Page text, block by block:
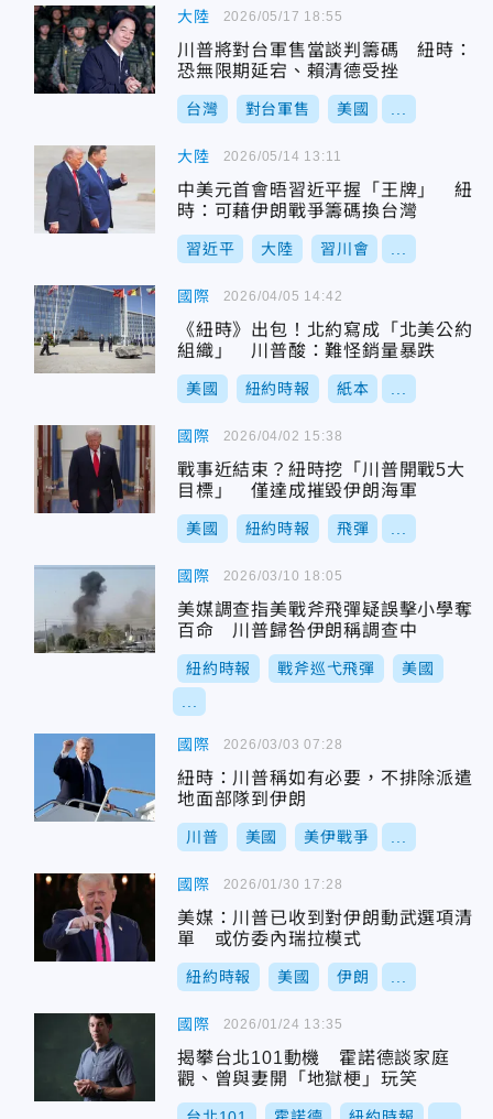
大陸
川普將對台軍售當談判籌碼 紐時：
恐無限期延宕、賴清德受挫
台灣 對台軍售 美國
2026/05/17 18:55
大陸
中美元首會晤習近平握「王牌」 紐
時：可藉伊朗戰爭籌碼換台灣
習近平 大陸 習川會
2026/05/14 13:11
國際
《紐時》出包！北約寫成「北美公約
組織」 川普酸：難怪銷量暴跌
美國 紐約時報 紙本
2026/04/05 14:42
國際
戰事近結束？紐時挖「川普開戰5大
目標」 僅達成摧毀伊朗海軍
美國 紐約時報 飛彈
2026/04/02 15:38
國際
美媒調查指美戰斧飛彈疑誤擊小學奪
百命 川普歸咎伊朗稱調查中
紐約時報 戰斧巡弋飛彈 美國
2026/03/10 18:05
國際
紐時：川普稱如有必要，不排除派遣
地面部隊到伊朗
川普 美國 美伊戰爭
2026/03/03 07:28
國際
美媒：川普已收到對伊朗動武選項清
單 或仿委內瑞拉模式
紐約時報 美國 伊朗
2026/01/30 17:28
國際
揭攀台北101動機 霍諾德談家庭
觀、曾與妻開「地獄梗」玩笑
2026/01/24 13:35